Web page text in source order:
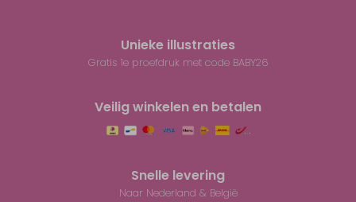
Unieke illustraties
Gratis 1e proefdruk met code BABY26
Veilig winkelen en betalen
Snelle levering
Naar Nederland & België